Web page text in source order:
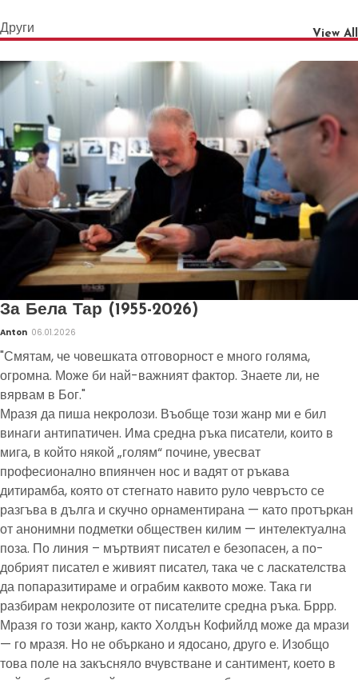
Други View All
За Бела Тар (1955-2026)
Anton 06.01.2026
"Смятам, че човешката отговорност е много голяма,
огромна. Може би най-важният фактор. Знаете ли, не
вярвам в Бог."
Мразя да пиша некролози. Въобще този жанр ми е бил
винаги антипатичен. Има средна ръка писатели, които в
мига, в който някой „голям“ почине, увесват
професионално впиянчен нос и вадят от ръкава
дитирамба, която от стегнато навито руло чевръсто се
разгъва в дълга и скучно орнаментирана — като протъркан
от анонимни подметки обществен килим — интелектуална
поза. По линия – мъртвият писател е безопасен, а по-
добрият писател е живият писател, така че с ласкателства
да попаразитираме и ограбим каквото може. Така ги
разбирам некролозите от писателите средна ръка. Бррр.
Мразя го този жанр, както Холдън Кофийлд може да мрази
— го мразя. Но не объркано и ядосано, друго е. Изобщо
това поле на закъсняло вчувстване и сантимент, което в